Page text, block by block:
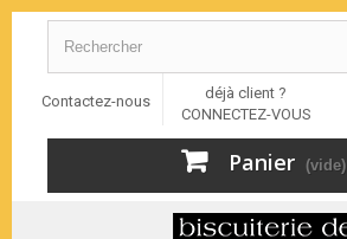
Contactez-nous
déjà client ?
CONNECTEZ-VOUS
Panier (vide)